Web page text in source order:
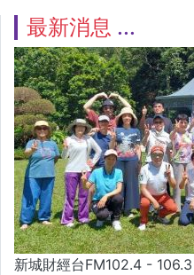
最新消息
新城財經台FM102.4 -